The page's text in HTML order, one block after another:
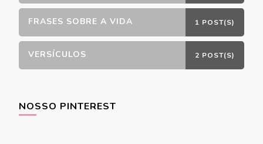
FRASES SOBRE A VIDA 1 POST(S)
VERSÍCULOS 2 POST(S)
NOSSO PINTEREST